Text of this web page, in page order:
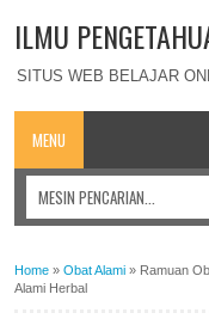
ILMU
SITUS WEB BELAJAR
MENU
Home » Obat Alami » Ramuan
Alami Herbal